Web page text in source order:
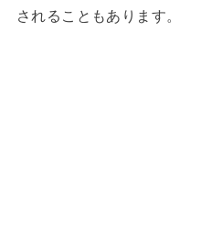
されることもあります。